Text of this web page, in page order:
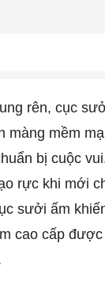
rên, cục
màng mềm
bị cuộc
rực khi mới
sưởi ấm
cao cấp